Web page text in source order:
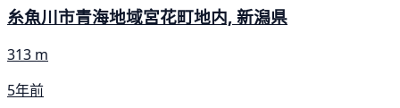
糸魚川市青海地域宮花町地内, 新潟県
313 m
5年前